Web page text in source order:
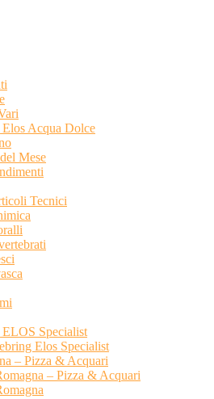
Acqua Dolce
Mese
Tecnici
Specialist
Elos Specialist
– Pizza & Acquari
– Pizza & Acquari